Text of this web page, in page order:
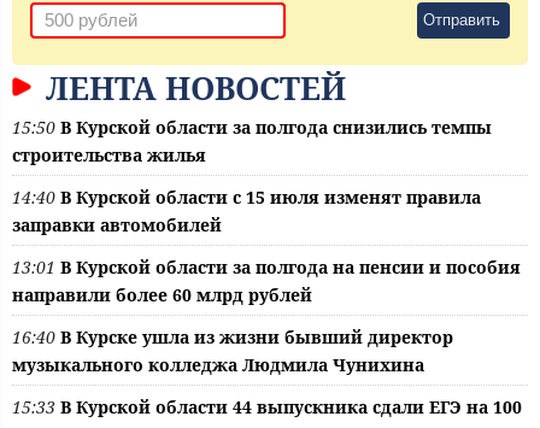
Отправить
ЛЕНТА НОВОСТЕЙ
15:50 В Курской области за полгода снизились темпы
строительства жилья
14:40 В Курской области с 15 июля изменят правила
заправки автомобилей
13:01 В Курской области за полгода на пенсии и пособия
направили более 60 млрд рублей
16:40 В Курске ушла из жизни бывший директор
музыкального колледжа Людмила Чунихина
15:33 В Курской области 44 выпускника сдали ЕГЭ на 100